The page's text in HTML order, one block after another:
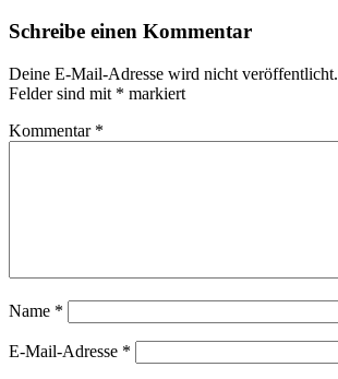
Schreibe einen Kommentar
Deine E-Mail-Adresse wird nicht veröffentlicht.
Felder sind mit * markiert
Kommentar *
Name *
E-Mail-Adresse *